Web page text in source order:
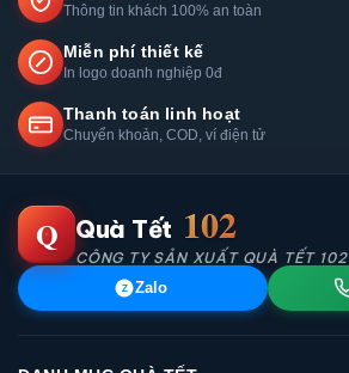
Thông tin khách 100% an toàn
Miễn phí thiết kế
In logo doanh nghiệp 0đ
Thanh toán linh hoạt
Chuyển khoản, COD, ví điện tử
Q Quà Tết 102
CÔNG TY SẢN XUẤT QUÀ TẾT 102
Z Zalo